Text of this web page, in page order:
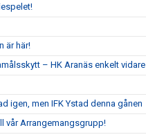
är här!
– HK Aranäs enkelt vidare
igen, men IFK Ystad denna gånen
vår Arrangemangsgrupp!